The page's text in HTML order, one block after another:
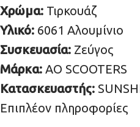
Χρώμα: Τιρκουάζ
Υλικό: 6061 Αλουμίνιο
Συσκευασία: Ζεύγος
Μάρκα: AO SCOOTERS
Κατασκευαστής:
Επιπλέον πληροφορίες